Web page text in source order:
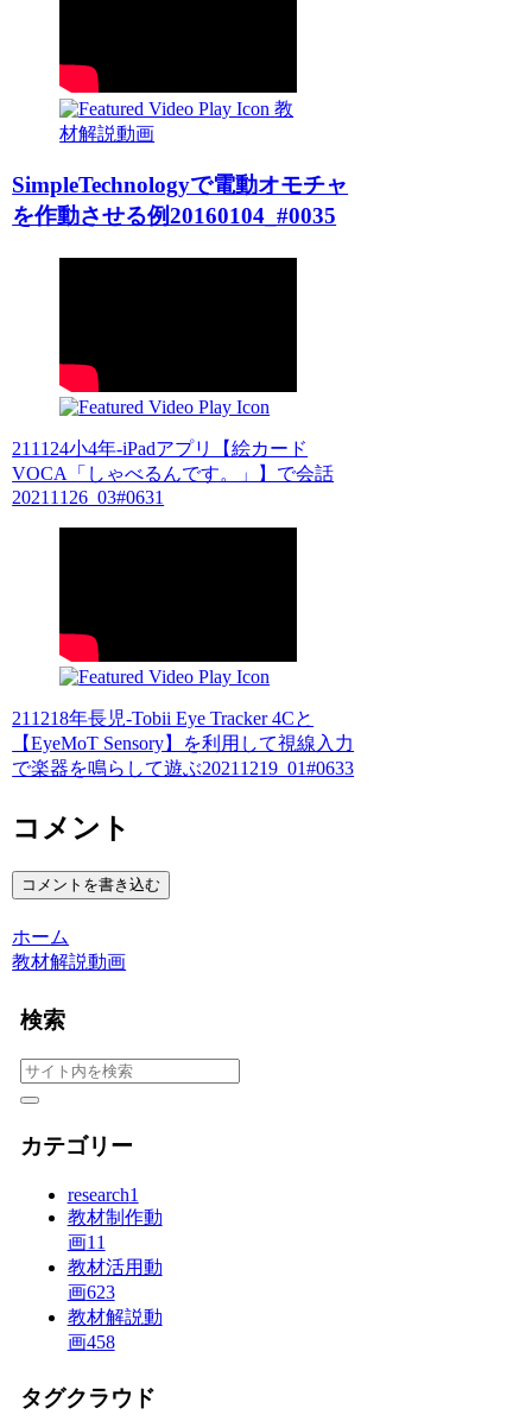
教
材解説動画
SimpleTechnologyで電動オモチャ
を作動させる例20160104_#0035
211124小4年-iPadアプリ【絵カード
VOCA「しゃべるんです。」】で会話
20211126_03#0631
211218年長児-Tobii Eye Tracker 4Cと
【EyeMoT Sensory】を利用して視線入力
で楽器を鳴らして遊ぶ20211219_01#0633
コメント
コメントを書き込む
ホーム
教材解説動画
検索
カテゴリー
research1
教材制作動
画11
教材活用動
画623
教材解説動
画458
タグクラウド